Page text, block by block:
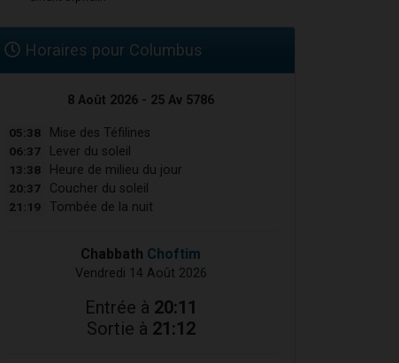
Horaires pour Columbus
8 Août 2026 - 25 Av 5786
05:38 Mise des Téfilines
06:37 Lever du soleil
13:38 Heure de milieu du jour
20:37 Coucher du soleil
21:19 Tombée de la nuit
Chabbath Choftim
Vendredi 14 Août 2026
Entrée à 20:11
Sortie à 21:12